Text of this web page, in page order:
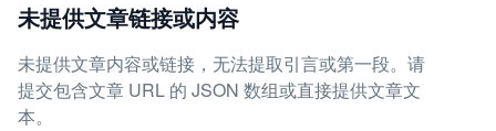
未提供文章链接或内容
未提供文章内容或链接，无法提取引言或第一段。请
提交包含文章 URL 的 JSON 数组或直接提供文章文
本。